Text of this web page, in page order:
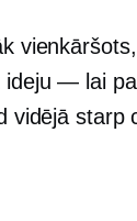
ideju — lai
vidējā starp